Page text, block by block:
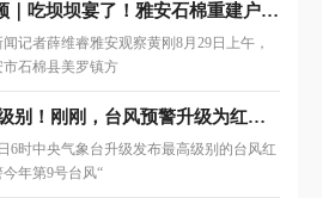
C视频｜吃坝坝宴了！雅安石棉重建户集体搬入新家
闻记者薛维睿雅安观察黄刚8月29日上午，
市石棉县美罗镇方
最高级别！刚刚，台风预警升级为红色！
6时中央气象台升级发布最高级别的台风红
年第9号台风“